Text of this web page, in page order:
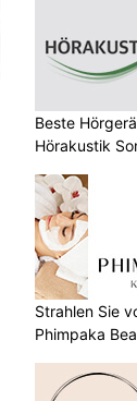
Beste
Hörakustik
Strahlen Sie
Phimpaka